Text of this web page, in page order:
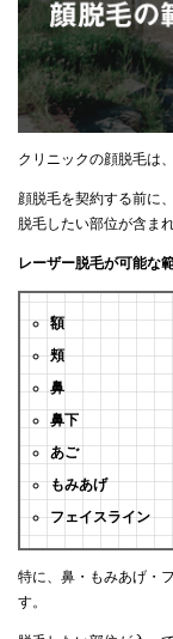
クリニックの顔脱毛は
顔脱毛を契約する前に
脱毛したい部位が含ま
レーザー脱毛が可能な
額
頬
鼻
鼻下
あご
もみあげ
フェイスライン
特に、鼻・もみあげ・
す。